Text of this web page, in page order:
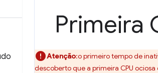
Primeira
Atenção:o primeiro tempo de
descoberto que a primeira CPU